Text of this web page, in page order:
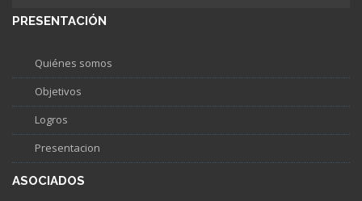
PRESENTACIÓN
Quiénes somos
Objetivos
Logros
Presentacion
ASOCIADOS